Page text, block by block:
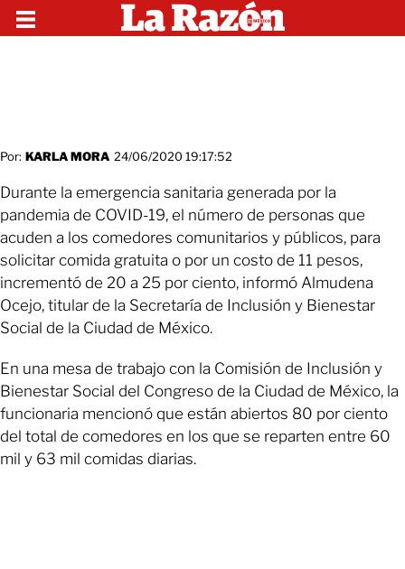
Por: KARLA MORA 24/06/2020 19:17:52
Durante la emergencia sanitaria generada por la
pandemia de COVID-19, el número de personas que
acuden a los comedores comunitarios y públicos, para
solicitar comida gratuita o por un costo de 11 pesos,
incrementó de 20 a 25 por ciento, informó Almudena
Ocejo, titular de la Secretaría de Inclusión y Bienestar
Social de la Ciudad de México.
En una mesa de trabajo con la Comisión de Inclusión y
Bienestar Social del Congreso de la Ciudad de México, la
funcionaria mencionó que están abiertos 80 por ciento
del total de comedores en los que se reparten entre 60
mil y 63 mil comidas diarias.